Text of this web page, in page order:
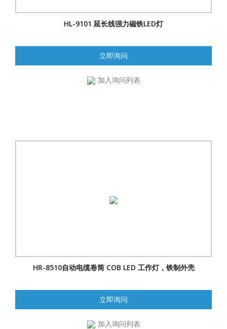
HL-9101 延长线强力磁铁LED灯
立即询问
加入询问列表
HR-8510自动电缆卷筒 COB LED 工作灯，铁制外壳
立即询问
加入询问列表